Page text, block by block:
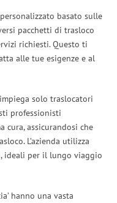
basato sulle
pacchetti di trasloco
richiesti. Questo ti
alle tue esigenze e al
impiega solo traslocatori
professionisti
cura, assicurandosi che
L’azienda utilizza
ideali per il lungo viaggio
hanno una vasta